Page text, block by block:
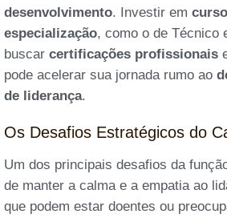
desenvolvimento. Investir em
especialização, como o de Técnico
buscar certificações profissionais
pode acelerar sua jornada rumo ao
de liderança.
Os Desafios Estratégicos do
Um dos principais desafios da
de manter a calma e a empatia ao
que podem estar doentes ou